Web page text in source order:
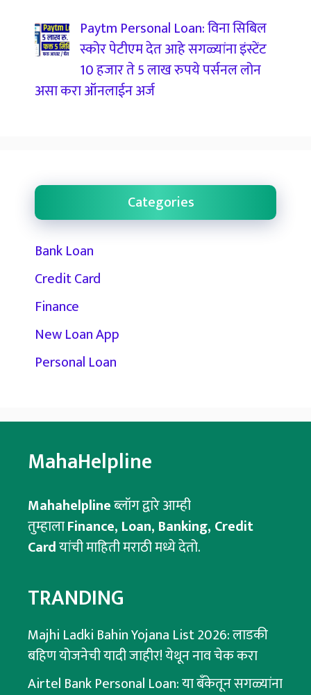
Paytm Personal Loan: विना सिबिल
स्कोर पेटीएम देत आहे सगळ्यांना इंस्टेंट
10 हजार ते 5 लाख रुपये पर्सनल लोन
असा करा ऑनलाईन अर्ज
Categories
Bank Loan
Credit Card
Finance
New Loan App
Personal Loan
MahaHelpline
Mahahelplineब्लॉग द्वारे आम्ही
तुम्हालाFinance, Loan, Banking, Credit
Cardयांची माहिती मराठी मध्ये देतो.
TRANDING
Majhi Ladki Bahin Yojana List 2026: लाडकी
बहिण योजनेची यादी जाहीर! येथून नाव चेक करा
Airtel Bank Personal Loan: या बँकेतून सगळ्यांना